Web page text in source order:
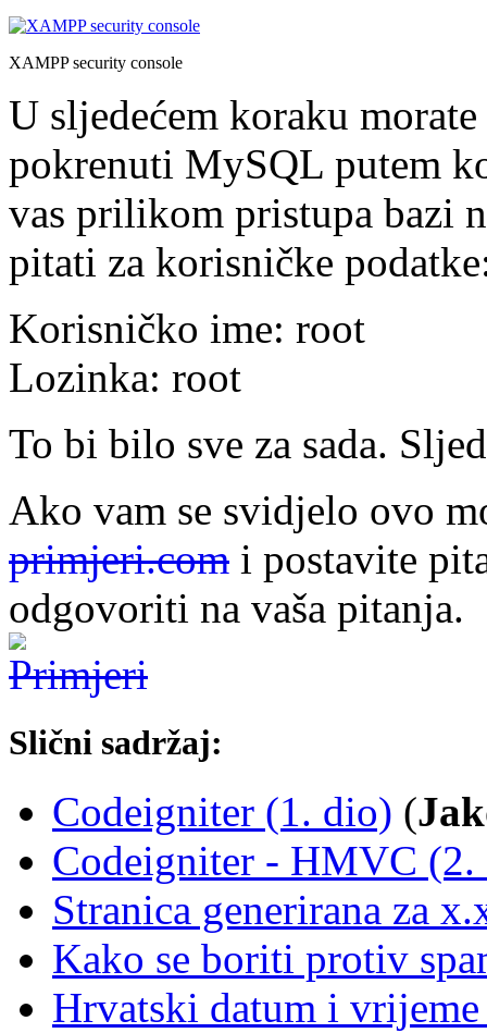
XAMPP security console
U sljedećem koraku
pokrenuti MySQL putem
vas prilikom pristupa bazi
pitati za korisničke
Korisničko ime: root
Lozinka: root
To bi bilo sve za sada.
Ako vam se svidjelo ovo
primjeri.com i postavite
odgovoriti na vaša
Slični sadržaj:
Codeigniter (1. dio) (
Codeigniter - HMVC (2.
Stranica generirana za
Kako se boriti protiv
Hrvatski datum i vrijeme